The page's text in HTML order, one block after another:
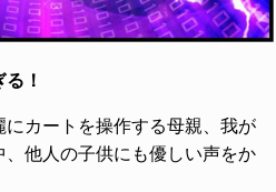
！
カートを操作する母親、我が
他人の子供にも優しい声をか